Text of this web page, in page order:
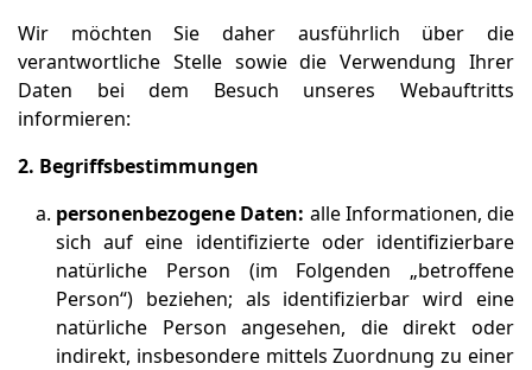
Wir möchten Sie daher ausführlich über die
verantwortliche Stelle sowie die Verwendung Ihrer
Daten bei dem Besuch unseres Webauftritts
informieren:
2. Begriffsbestimmungen
personenbezogene Daten: alle Informationen, die
sich auf eine identifizierte oder identifizierbare
natürliche Person (im Folgenden „betroffene
Person“) beziehen; als identifizierbar wird eine
natürliche Person angesehen, die direkt oder
indirekt, insbesondere mittels Zuordnung zu einer